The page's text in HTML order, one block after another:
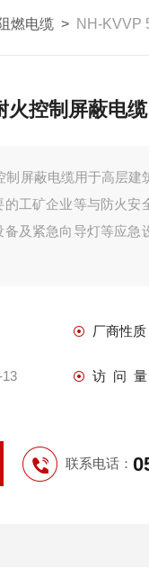
燃电缆 > NH-KVVP
火控制屏蔽电缆
制屏蔽电缆用于高层建
工矿企业等与防火安
及紧急向导灯等应急
厂商性质
13 访 问 量
联系电话：